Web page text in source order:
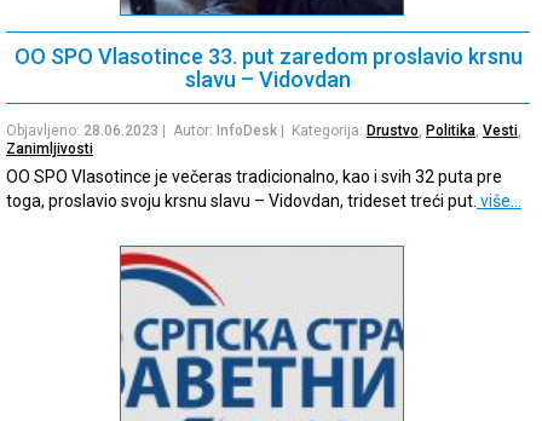
OO SPO Vlasotince 33. put zaredom proslavio krsnu
slavu – Vidovdan
Objavljeno: 28.06.2023 | Autor: InfoDesk | Kategorija: Drustvo, Politika, Vesti,
Zanimljivosti
OO SPO Vlasotince je večeras tradicionalno, kao i svih 32 puta pre
toga, proslavio svoju krsnu slavu – Vidovdan, trideset treći put. više…